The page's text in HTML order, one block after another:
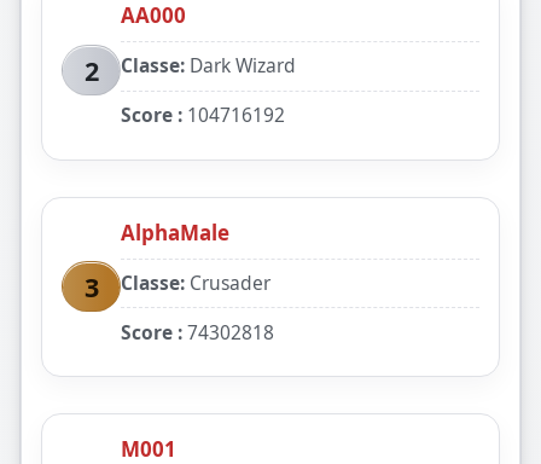
2
AA000
Classe: Dark Wizard
Score : 104716192
3
AlphaMale
Classe: Crusader
Score :74302818
M001